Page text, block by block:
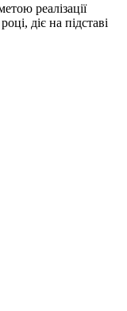
реалізації
діє на підставі